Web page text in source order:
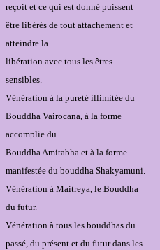
reçoit et ce qui est donné puissent
être libérés de tout attachement et
atteindre la
libération avec tous les êtres
sensibles.
Vénération à la pureté illimitée du
Bouddha Vairocana, à la forme
accomplie du
Bouddha Amitabha et à la forme
manifestée du bouddha Shakyamuni.
Vénération à Maitreya, le Bouddha
du futur.
Vénération à tous les bouddhas du
passé, du présent et du futur dans les